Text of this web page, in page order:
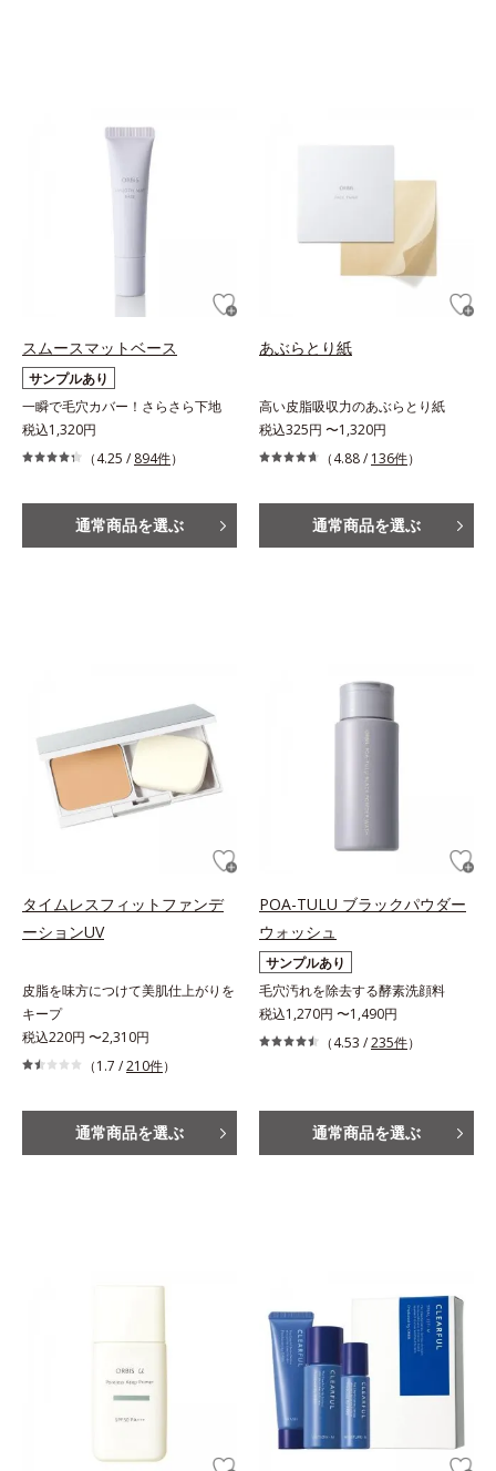
スムースマットベース
サンプルあり
一瞬で毛穴カバー！さらさら下地
税込1,320円
（4.25 / 894件）
通常商品を選ぶ
あぶらとり紙
高い皮脂吸収力のあぶらとり紙
税込325円 〜1,320円
（4.88 / 136件）
通常商品を選ぶ
タイムレスフィットファンデ
ーションUV
皮脂を味方につけて美肌仕上がりを
キープ
税込220円 〜2,310円
（1.7 /210件）
通常商品を選ぶ
POA-TULU ブラックパウダー
ウォッシュ
サンプルあり
毛穴汚れを除去する酵素洗顔料
税込1,270円 〜1,490円
（4.53 /235件）
通常商品を選ぶ